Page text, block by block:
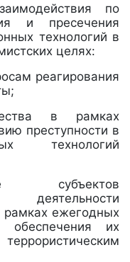
по
и пресечения
технологий в
целях:
реагирования
в рамках
преступности в
технологий
субъектов
деятельности
ежегодных
обеспечения их